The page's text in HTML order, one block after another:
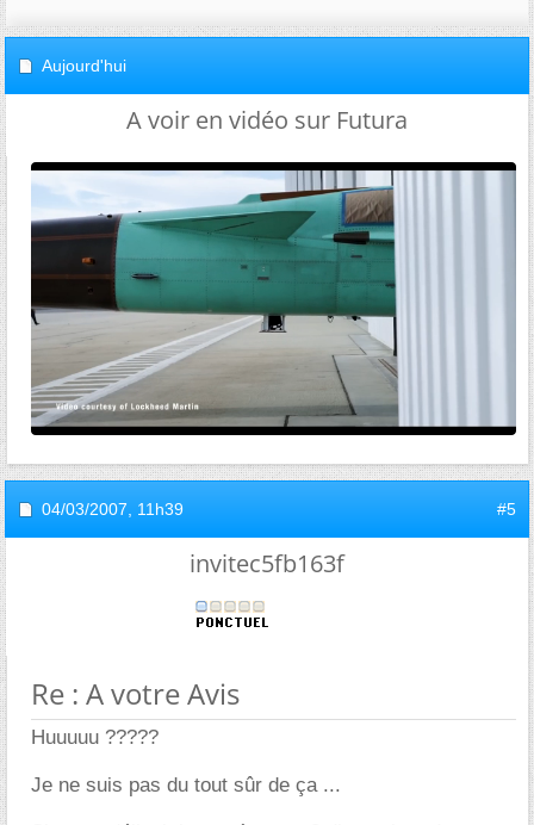
Aujourd'hui
A voir en vidéo sur Futura
04/03/2007, 11h39 #5
invitec5fb163f
Re : A votre Avis
Huuuuu ?????
Je ne suis pas du tout sûr de ça ...